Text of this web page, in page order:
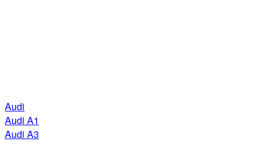
Audi
Audi A1
Audi A3